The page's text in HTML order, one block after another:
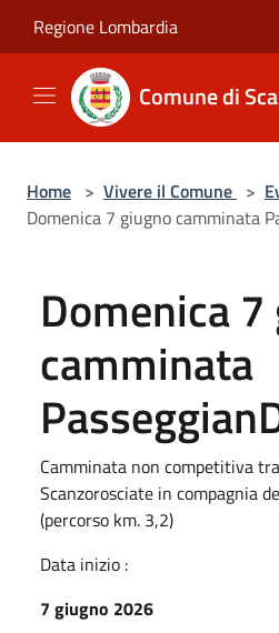
Regione Lombardia
Comune di
Home > Vivere il Comune >
Domenica 7 giugno camminata
Domenica
camminata
Camminata non competitiva
Scanzorosciate in compagnia
(percorso km. 3,2)
Data inizio :
7 giugno 2026